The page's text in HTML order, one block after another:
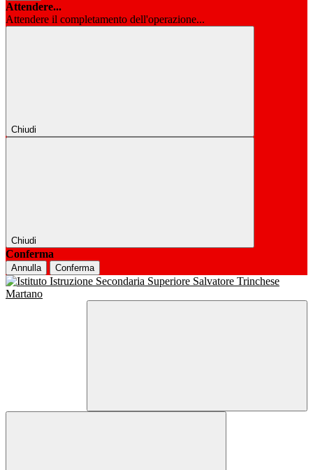
Attendere...
Attendere il completamento dell'operazione...
Chiudi
Chiudi
Conferma
Annulla Conferma